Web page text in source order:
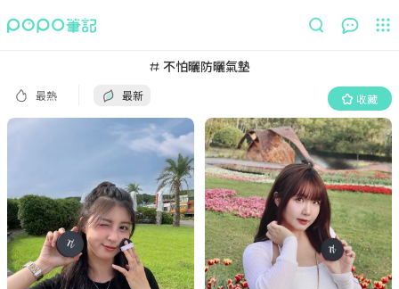
不怕曬防曬氣墊
最熱 最新 收藏
最新 收藏